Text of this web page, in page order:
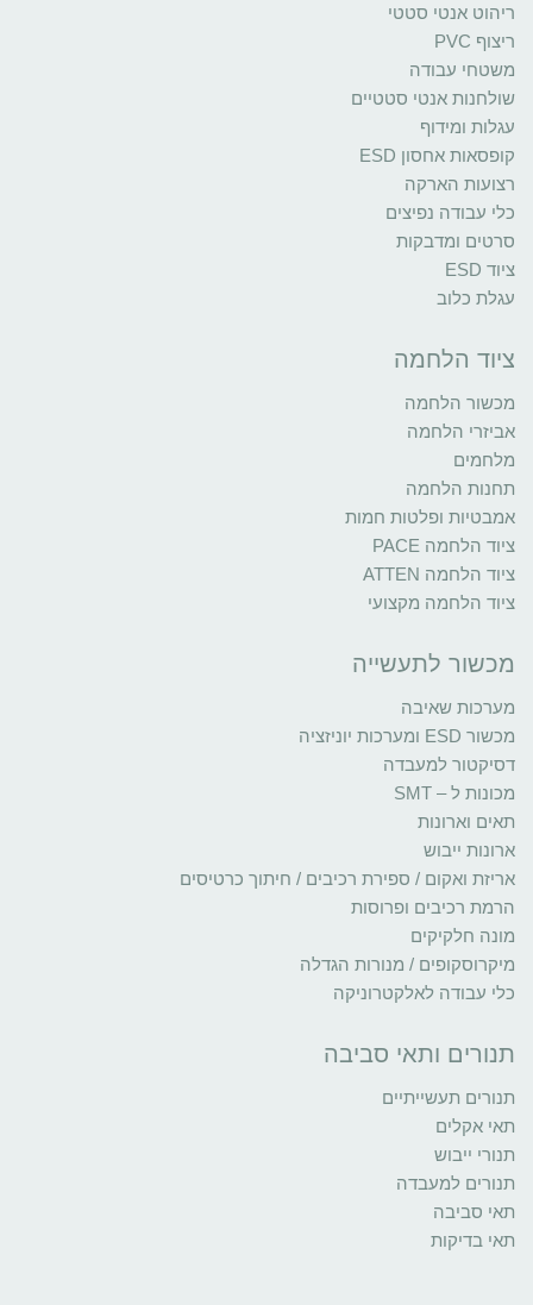
ריהוט אנטי סטטי
ריצוף PVC
משטחי עבודה
שולחנות אנטי סטטיים
עגלות ומידוף
קופסאות אחסון ESD
רצועות הארקה
כלי עבודה נפיצים
סרטים ומדבקות
ציוד ESD
עגלת כלוב
ציוד הלחמה
מכשור הלחמה
אביזרי הלחמה
מלחמים
תחנות הלחמה
אמבטיות ופלטות חמות
ציוד הלחמה PACE
ציוד הלחמה ATTEN
ציוד הלחמה מקצועי
מכשור לתעשייה
מערכות שאיבה
מכשור ESD ומערכות יוניזציה
דסיקטור למעבדה
מכונות ל – SMT
תאים וארונות
ארונות ייבוש
אריזת ואקום / ספירת רכיבים / חיתוך כרטיסים
הרמת רכיבים ופרוסות
מונה חלקיקים
מיקרוסקופים / מנורות הגדלה
כלי עבודה לאלקטרוניקה
תנורים ותאי סביבה
תנורים תעשייתיים
תאי אקלים
תנורי ייבוש
תנורים למעבדה
תאי סביבה
תאי בדיקות